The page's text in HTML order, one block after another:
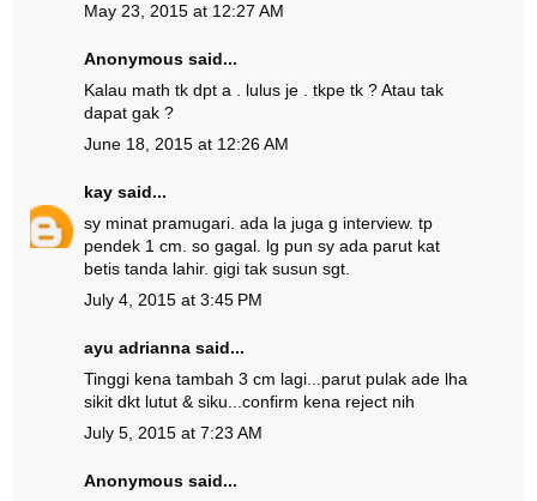
May 23, 2015 at 12:27 AM
Anonymous said...
Kalau math tk dpt a . lulus je . tkpe tk ? Atau tak
dapat gak ?
June 18, 2015 at 12:26 AM
kay said...
sy minat pramugari. ada la juga g interview. tp
pendek 1 cm. so gagal. lg pun sy ada parut kat
betis tanda lahir. gigi tak susun sgt.
July 4, 2015 at 3:45 PM
ayu adrianna said...
Tinggi kena tambah 3 cm lagi...parut pulak ade lha
sikit dkt lutut & siku...confirm kena reject nih
July 5, 2015 at 7:23 AM
Anonymous said...